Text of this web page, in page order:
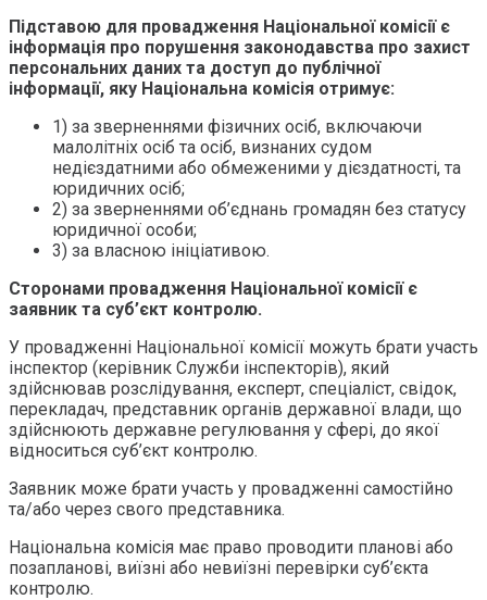
Підставою для провадження Національної комісії є
інформація про порушення законодавства про захист
персональних даних та доступ до публічної
інформації, яку Національна комісія отримує:
1) за зверненнями фізичних осіб, включаючи
малолітніх осіб та осіб, визнаних судом
недієздатними або обмеженими у дієздатності, та
юридичних осіб;
2) за зверненнями об’єднань громадян без статусу
юридичної особи;
3) за власною ініціативою.
Сторонами провадження Національної комісії є
заявник та суб’єкт контролю.
У провадженні Національної комісії можуть брати участь
інспектор (керівник Служби інспекторів), який
здійснював розслідування, експерт, спеціаліст, свідок,
перекладач, представник органів державної влади, що
здійснюють державне регулювання у сфері, до якої
відноситься суб’єкт контролю.
Заявник може брати участь у провадженні самостійно
та/або через свого представника.
Національна комісія має право проводити планові або
позапланові, виїзні або невиїзні перевірки суб’єкта
контролю.